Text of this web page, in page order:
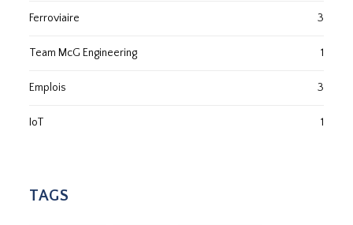
Ferroviaire 3
Team McG Engineering 1
Emplois 3
IoT 1
TAGS